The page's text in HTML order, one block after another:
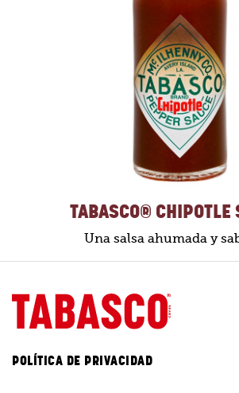
TABASCO® CHIPOTLE
Una salsa ahumada y
POLÍTICA DE PRIVACIDAD